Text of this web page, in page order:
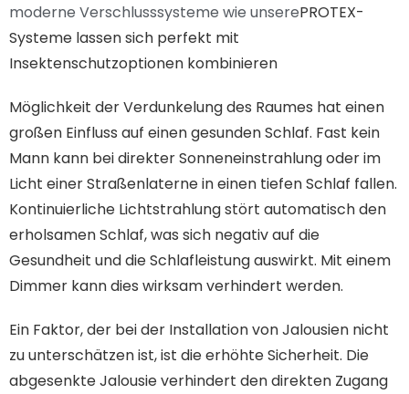
moderne Verschlusssysteme wie unserePROTEX-
Systeme lassen sich perfekt mit
Insektenschutzoptionen kombinieren
Möglichkeit der Verdunkelung des Raumes hat einen
großen Einfluss auf einen gesunden Schlaf. Fast kein
Mann kann bei direkter Sonneneinstrahlung oder im
Licht einer Straßenlaterne in einen tiefen Schlaf fallen.
Kontinuierliche Lichtstrahlung stört automatisch den
erholsamen Schlaf, was sich negativ auf die
Gesundheit und die Schlafleistung auswirkt. Mit einem
Dimmer kann dies wirksam verhindert werden.
Ein Faktor, der bei der Installation von Jalousien nicht
zu unterschätzen ist, ist die erhöhte Sicherheit. Die
abgesenkte Jalousie verhindert den direkten Zugang